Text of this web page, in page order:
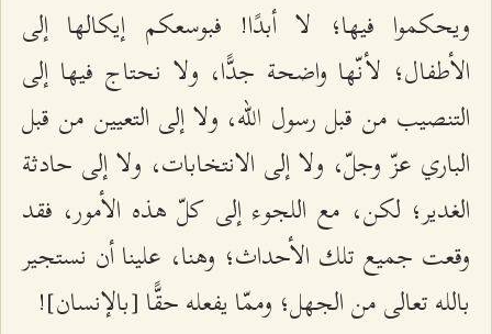
ويحكموا فيها؛ لا أبدًا! فبوسعكم إيكالها إلى
الأطفال؛ لأنّها واضحة جدًّا، ولا نحتاج فيها إلى
التنصيب من قبل رسول الله، ولا إلى التعيين من قبل
الباري عزّ وجلّ، ولا إلى الانتخابات، ولا إلى حادثة
الغدير؛ لكن، مع اللجوء إلى كلّ هذه الأمور، فقد
وقعت جميع تلك الأحداث؛ وهنا، علينا أن نستجير
بالله تعالى من الجهل؛ وممّا يفعله حقًّا [بالإنسان]!